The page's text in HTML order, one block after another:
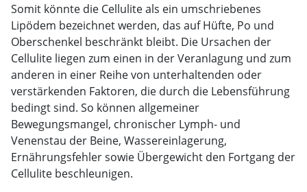
Somit könnte die Cellulite als ein umschriebenes
Lipödem bezeichnet werden, das auf Hüfte, Po und
Oberschenkel beschränkt bleibt. Die Ursachen der
Cellulite liegen zum einen in der Veranlagung und zum
anderen in einer Reihe von unterhaltenden oder
verstärkenden Faktoren, die durch die Lebensführung
bedingt sind. So können allgemeiner
Bewegungsmangel, chronischer Lymph- und
Venenstau der Beine, Wassereinlagerung,
Ernährungsfehler sowie Übergewicht den Fortgang der
Cellulite beschleunigen.